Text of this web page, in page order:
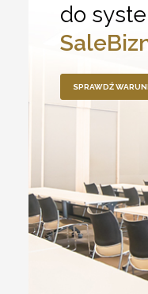
do
SPRAWDŹ